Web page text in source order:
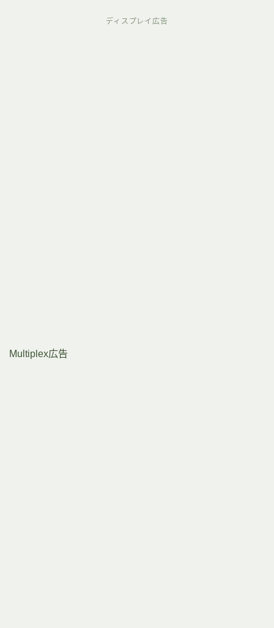
ディスプレイ広告
Multiplex広告